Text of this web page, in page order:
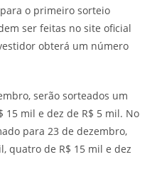
o primeiro sorteio
ser feitas no site oficial
obterá um número
serão sorteados um
15 mil e dez de R$ 5 mil. No
para 23 de dezembro,
quatro de R$ 15 mil e dez